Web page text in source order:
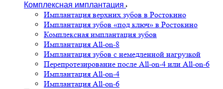
Комплексная имплантация
Имплантация верхних зубов в Ростокино
Имплантация зубов «под ключ» в Ростокино
Комплексная имплантация зубов
Имплантация All-on-8
Имплантация зубов с немедленной нагрузкой
Перепротезирование после All-on-4 или All-on-6
Имплантация All-on-4
Имплантация All-on-6